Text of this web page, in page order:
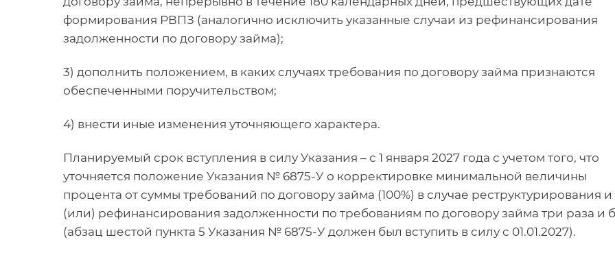
формирования РВПЗ (аналогично исключить указанные случаи из рефинансирования
задолженности по договору займа);
3) дополнить положением, в каких случаях требования по договору займа признаются
обеспеченными поручительством;
4) внести иные изменения уточняющего характера.
Планируемый срок вступления в силу Указания – с 1 января 2027 года с учетом того, что
уточняется положение Указания № 6875-У о корректировке минимальной величины
процента от суммы требований по договору займа (100%) в случае реструктурирования и
(или) рефинансирования задолженности по требованиям по договору займа три раза и
(абзац шестой пункта 5 Указания № 6875-У должен был вступить в силу с 01.01.2027).